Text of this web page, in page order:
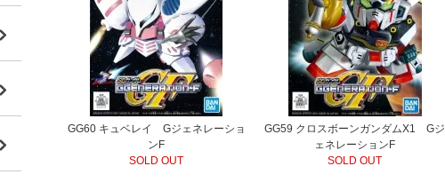
GG60 キュベレイ Gジェネレーショ
ンF
SOLD OUT
GG59 クロスボーンガンダムX1 Gジ
ェネレーションF
SOLD OUT